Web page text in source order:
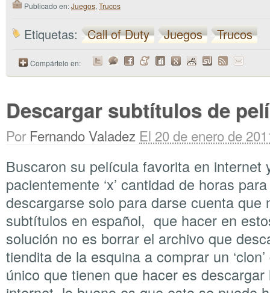
Publicado en:Juegos, Trucos
Etiquetas: Call of Duty Juegos Trucos
Compártelo en:
Descargar subtítulos de
Por Fernando Valadez El 20 de enero de
Buscaron su película favorita en internet
pacientemente ‘x’ cantidad de horas
descargarse solo para darse cuenta que
subtítulos en español, que hacer en
solución no es borrar el archivo que
tiendita de la esquina a comprar un
único que tienen que hacer es